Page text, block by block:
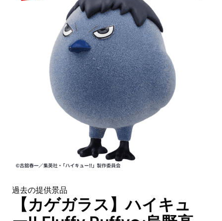
過去の提供景品
【カゲガラス】ハイキュ